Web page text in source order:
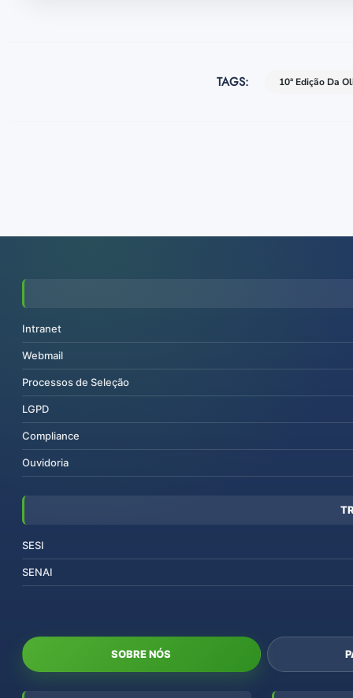
TAGS: 10ª Edição Da
Intranet
Webmail
Processos de Seleção
LGPD
Compliance
Ouvidoria
SESI
SENAI
SOBRE NÓS